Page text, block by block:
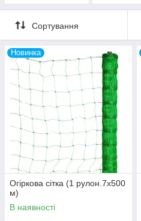
Сортування
Новинка
Огіркова сітка (1 рулон.7х500
м)
В наявності